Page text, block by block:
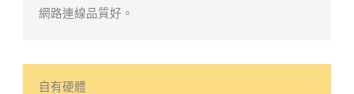
網路連線品質好。
自有硬體